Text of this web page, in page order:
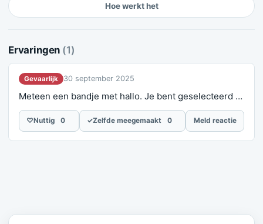
Hoe werkt het
Ervaringen (1)
Gevaarlijk 30 september 2025
Meteen een bandje met hallo. Je bent geselecteerd …
♡Nuttig 0 ✓Zelfde meegemaakt 0 Meld reactie